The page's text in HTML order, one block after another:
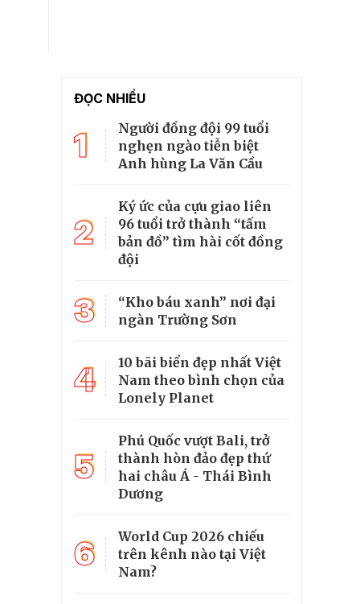
ĐỌC NHIỀU
1
Người đồng đội 99 tuổi
nghẹn ngào tiễn biệt
Anh hùng La Văn Cầu
2
Ký ức của cựu giao liên
96 tuổi trở thành “tấm
bản đồ” tìm hài cốt đồng
đội
3
“Kho báu xanh” nơi đại
ngàn Trường Sơn
4
10 bãi biển đẹp nhất Việt
Nam theo bình chọn của
Lonely Planet
5
Phú Quốc vượt Bali, trở
thành hòn đảo đẹp thứ
hai châu Á - Thái Bình
Dương
6
World Cup 2026 chiếu
trên kênh nào tại Việt
Nam?